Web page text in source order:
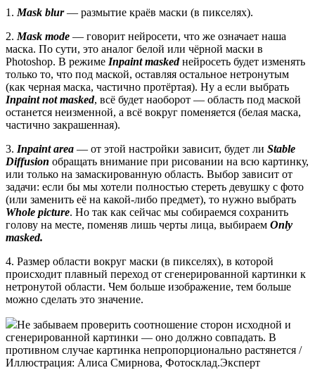
1. Mask blur— размытие краёв маски (в пикселях).
2. Mask mode — говорит нейросети, что же означает наша
маска. По сути, это аналог белой или чёрной маски в
Photoshop. В режиме Inpaint maskedнейросеть будет изменять
только то, что под маской, оставляя остальное нетронутым
(как черная маска, частично протёртая). Ну а если выбрать
Inpaint not masked, всё будет наоборот — область под маской
останется неизменной, а всё вокруг поменяется (белая маска,
частично закрашенная).
3. Inpaint area — от этой настройки зависит, будет ли Stable
Diffusion обращать внимание при рисовании на всю картинку,
или только на замаскированную область. Выбор зависит от
задачи: если бы мы хотели полностью стереть девушку с фото
(или заменить её на какой-либо предмет), то нужно выбрать
Whole picture. Но так как сейчас мы собираемся сохранить
голову на месте, поменяв лишь черты лица, выбираем Only
masked.
4. Размер области вокруг маски (в пикселях), в которой
происходит плавный переход от сгенерированной картинки к
нетронутой области. Чем больше изображение, тем больше
можно сделать это значение.
Не забываем проверить соотношение сторон исходной и
сгенерированной картинки — оно должно совпадать. В
противном случае картинка непропорционально растянется /
Иллюстрация: Алиса Смирнова, Фотосклад.Эксперт